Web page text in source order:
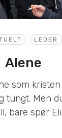
LEDER
Alene
som
tungt. Men
bare spør